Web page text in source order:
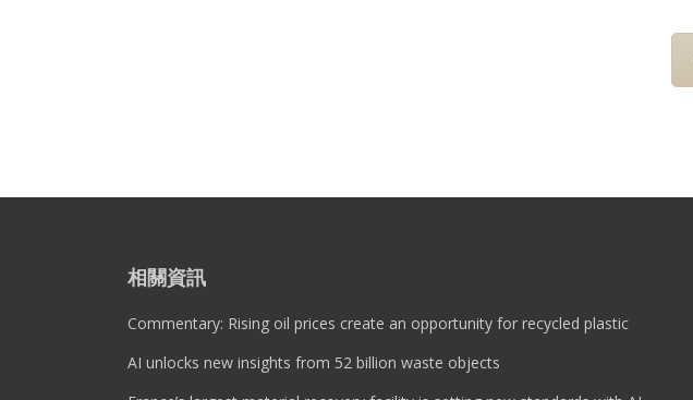
相關資訊
Commentary: Rising oil prices create an opportunity for recycled plastic
AI unlocks new insights from 52 billion waste objects